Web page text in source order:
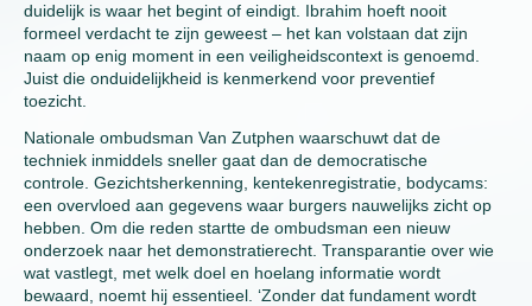
duidelijk is waar het begint of eindigt. Ibrahim hoeft nooit
formeel verdacht te zijn geweest – het kan volstaan dat zijn
naam op enig moment in een veiligheidscontext is genoemd.
Juist die onduidelijkheid is kenmerkend voor preventief
toezicht.
Nationale ombudsman Van Zutphen waarschuwt dat de
techniek inmiddels sneller gaat dan de democratische
controle. Gezichtsherkenning, kentekenregistratie, bodycams:
een overvloed aan gegevens waar burgers nauwelijks zicht op
hebben. Om die reden startte de ombudsman een nieuw
onderzoek naar het demonstratierecht. Transparantie over wie
wat vastlegt, met welk doel en hoelang informatie wordt
bewaard, noemt hij essentieel. ‘Zonder dat fundament wordt